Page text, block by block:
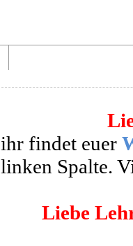
ihr findet euer
linken Spalte.
Liebe